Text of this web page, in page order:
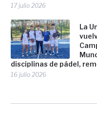
17 julio 2026
La
disciplinas de pádel,
16 julio 2026